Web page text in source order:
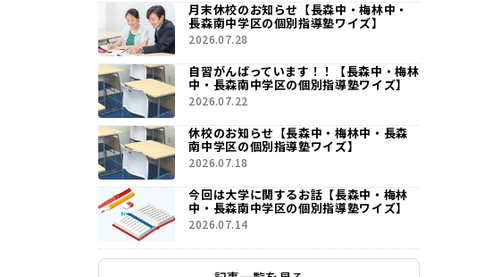
月末休校のお知らせ【長森中・梅林中・
長森南中学区の個別指導塾ワイズ】
2026.07.28
自習がんばっています！！【長森中・梅林
中・長森南中学区の個別指導塾ワイズ】
2026.07.22
休校のお知らせ【長森中・梅林中・長森
南中学区の個別指導塾ワイズ】
2026.07.18
今回は大学に関するお話【長森中・梅林
中・長森南中学区の個別指導塾ワイズ】
2026.07.14